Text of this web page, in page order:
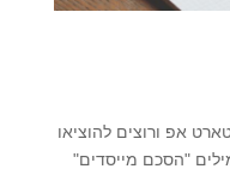
אפ ורוצים להוציאו
"הסכם מייסדים"